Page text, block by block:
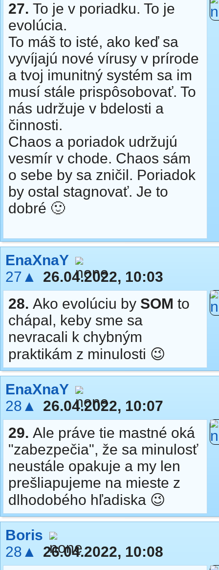
27. To je v poriadku. To je
evolúcia.
To máš to isté, ako keď sa
vyvíjajú nové vírusy v prírode
a tvoj imunitný systém sa im
musí stále prispôsobovať. To
nás udržuje v bdelosti a
činnosti.
Chaos a poriadok udržujú
vesmír v chode. Chaos sám
o sebe by sa zničil. Poriadok
by ostal stagnovať. Je to
dobré 🙂
EnaXnaY
27▲
26.04.2022, 10:03
28. Ako evolúciu by SOM to
chápal, keby sme sa
nevracali k chybným
praktikám z minulosti 😉
EnaXnaY
28▲
26.04.2022, 10:07
29. Ale práve tie mastné oká
"zabezpečia", že sa minulosť
neustále opakuje a my len
prešliapujeme na mieste z
dlhodobého hľadiska 😉
Boris
28▲
26.04.2022, 10:08